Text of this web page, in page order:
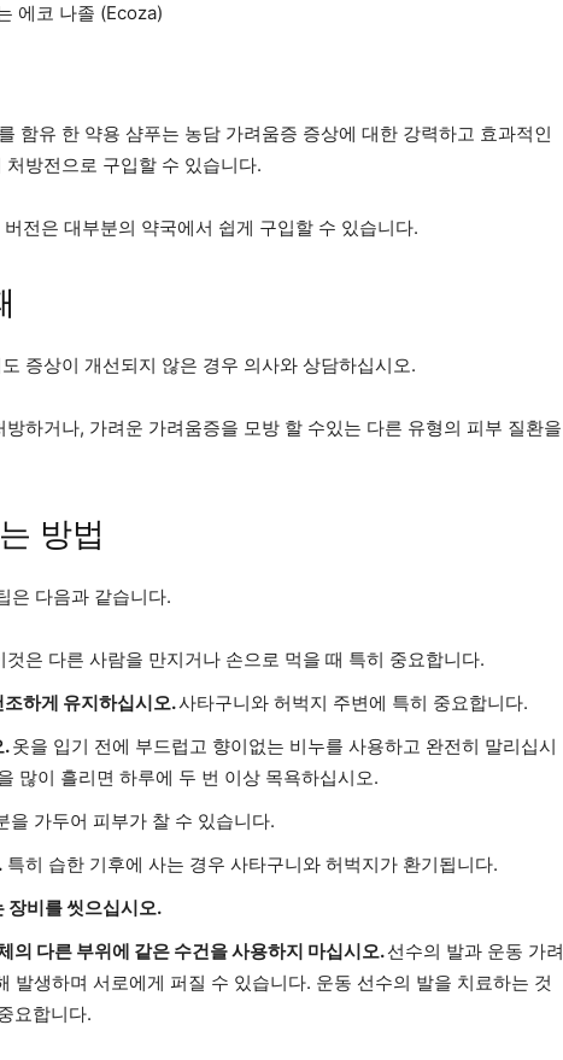
에코 나졸 (Ecoza)
함유 한 약용 샴푸는 농담 가려움증 증상에 대한 강력하고 효과적인
방전으로 구입할 수 있습니다.
전은 대부분의 약국에서 쉽게 구입할 수 있습니다.
증상이 개선되지 않은 경우 의사와 상담하십시오.
하거나, 가려운 가려움증을 모방 할 수있는 다른 유형의 피부 질환을
방법
은 다음과 같습니다.
것은 다른 사람을 만지거나 손으로 먹을 때 특히 중요합니다.
하게 유지하십시오.사타구니와 허벅지 주변에 특히 중요합니다.
.옷을 입기 전에 부드럽고 향이없는 비누를 사용하고 완전히 말리십시
많이 흘리면 하루에 두 번 이상 목욕하십시오.
을 가두어 피부가 찰 수 있습니다.
특히 습한 기후에 사는 경우 사타구니와 허벅지가 환기됩니다.
장비를 씻으십시오.
의 다른 부위에 같은 수건을 사용하지 마십시오.선수의 발과 운동 가려
발생하며 서로에게 퍼질 수 있습니다. 운동 선수의 발을 치료하는 것
요합니다.